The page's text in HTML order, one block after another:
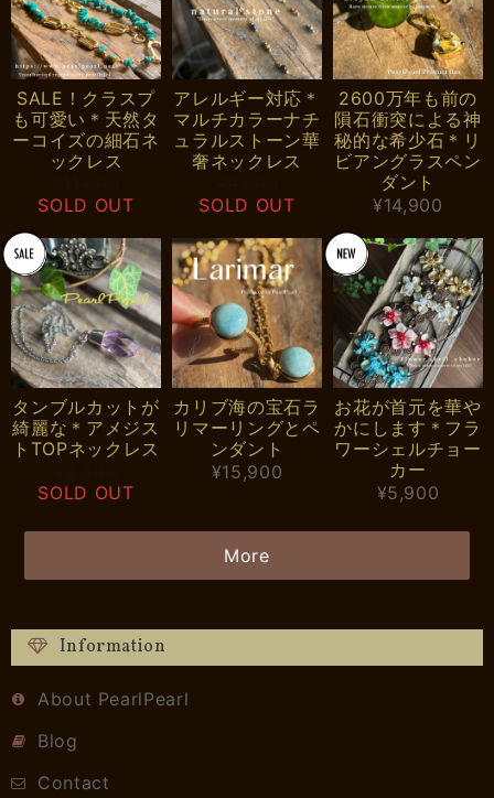
SALE！クラスプ
も可愛い＊天然タ
ーコイズの細石ネ
ックレス
SOLD OUT
アレルギー対応＊
マルチカラーナチ
ュラルストーン華
奢ネックレス
SOLD OUT
2600万年も前の
隕石衝突による神
秘的な希少石＊リ
ビアングラスペン
ダント
¥14,900
タンブルカットが
綺麗な＊アメジス
トTOPネックレス
SOLD OUT
カリブ海の宝石ラ
リマーリングとペ
ンダント
¥15,900
お花が首元を華や
かにします＊フラ
ワーシェルチョー
カー
¥5,900
More
Information
About PearlPearl
Blog
Contact